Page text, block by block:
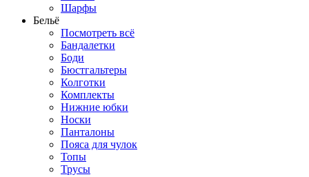
Шарфы
Бельё
Посмотреть всё
Бандалетки
Боди
Бюстгальтеры
Колготки
Комплекты
Нижние юбки
Носки
Панталоны
Поясa для чулок
Топы
Трусы